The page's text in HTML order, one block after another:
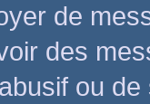
de
des
ou de